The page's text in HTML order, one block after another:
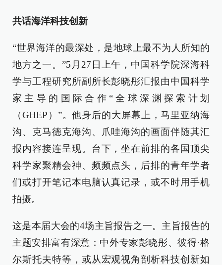
共话海洋科技创新
“世界海洋的最深处，是地球上最不为人所知的
地方之一。”5月27日上午，中国科学院深海科
学与工程研究所副所长彭晓彤汇报由中国科学
家主导的国际合作“全球深渊探索计划
（GHEP）”。他身后的大屏幕上，马里亚纳海
沟、克马德克海沟、爪哇海沟的画面伴随其汇
报内容接连呈现。台下，坐在前排的各国顶尖
科学家聚精会神、频频点头，后排的青年学者
们或打开笔记本电脑认真记录，或不时用手机
拍摄。
这是本届大会的4场主旨报告之一。主旨报告的
主题安排富有深意：中外专家彭晓彤、彼得·格
尔斯托夫特等，或从宏观视角剖析科技创新如